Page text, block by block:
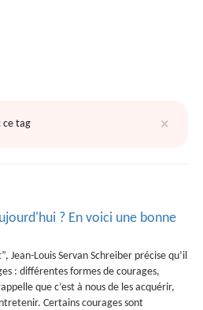
×
ce tag
? En voici une bonne
Jean-Louis Servan Schreiber précise qu’il
: différentes formes de courages,
que c’est à nous de les acquérir,
Certains courages sont